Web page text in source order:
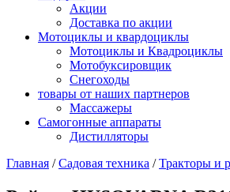
Акции
Доставка по акции
Мотоциклы и квардоциклы
Мотоциклы и Квадроциклы
Мотобуксировщик
Снегоходы
товары от наших партнеров
Массажеры
Самогонные аппараты
Дистилляторы
Главная /Садовая техника /Тракторы и